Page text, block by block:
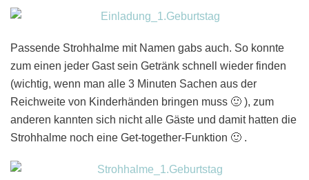
Passende Strohhalme mit Namen gabs auch. So konnte
zum einen jeder Gast sein Getränk schnell wieder finden
(wichtig, wenn man alle 3 Minuten Sachen aus der
Reichweite von Kinderhänden bringen muss 🙂 ), zum
anderen kannten sich nicht alle Gäste und damit hatten die
Strohhalme noch eine Get-together-Funktion 🙂 .